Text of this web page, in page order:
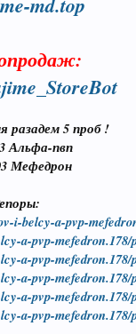
5 проб !
Альфа-пвп
Мефедрон
i-belcy-a-pvp-
a-pvp-mefedron.178/
a-pvp-mefedron.178/
a-pvp-mefedron.178/
a-pvp-mefedron.178/
a-pvp-mefedron.178/